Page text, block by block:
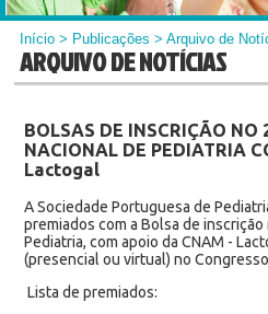
Início > Publicações > Arquivo de
ARQUIVO DE NOTÍCIAS
BOLSAS DE INSCRIÇÃO NO
NACIONAL DE PEDIATRIA
Lactogal
A Sociedade Portuguesa de
premiados com a Bolsa de
Pediatria, com apoio da CNAM -
(presencial ou virtual) no
Lista de premiados: